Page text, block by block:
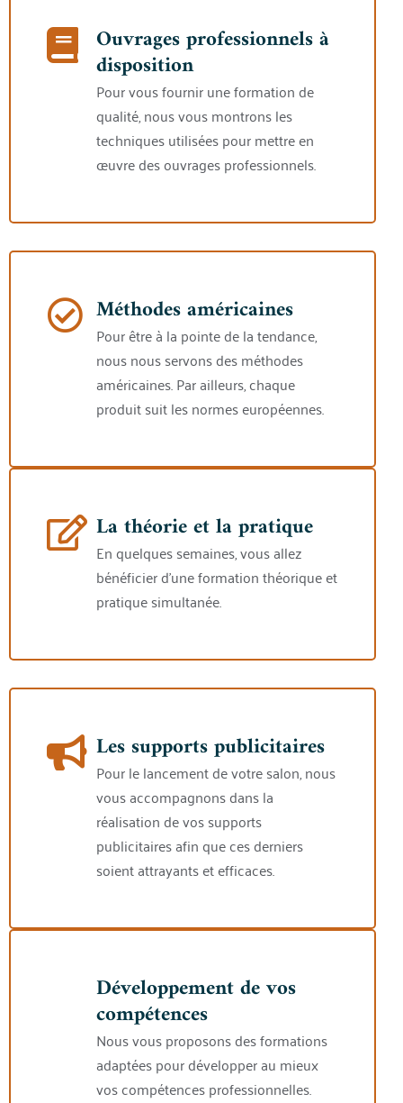
Ouvrages professionnels à
disposition
Pour vous fournir une formation de
qualité, nous vous montrons les
techniques utilisées pour mettre en
œuvre des ouvrages professionnels.
Méthodes américaines
Pour être à la pointe de la tendance,
nous nous servons des méthodes
américaines. Par ailleurs, chaque
produit suit les normes européennes.
La théorie et la pratique
En quelques semaines, vous allez
bénéficier d’une formation théorique et
pratique simultanée.
Les supports publicitaires
Pour le lancement de votre salon, nous
vous accompagnons dans la
réalisation de vos supports
publicitaires afin que ces derniers
soient attrayants et efficaces.
Développement de vos
compétences
Nous vous proposons des formations
adaptées pour développer au mieux
vos compétences professionnelles.